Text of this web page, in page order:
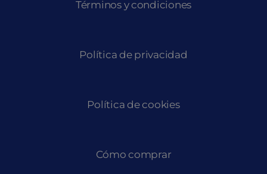
Términos y condiciones
Política de privacidad
Política de cookies
Cómo comprar